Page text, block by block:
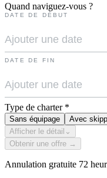
Quand naviguez-vous ?
DATE DE DÉBUT
DATE DE FIN
Type de charter *
Sans équipage Avec
Afficher le détail ⌄
Obtenir une offre →
Annulation gratuite 72